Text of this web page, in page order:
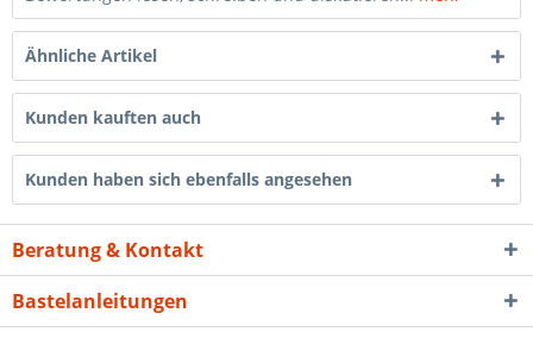
Ähnliche Artikel
Kunden kauften auch
Kunden haben sich ebenfalls angesehen
Beratung & Kontakt
Bastelanleitungen